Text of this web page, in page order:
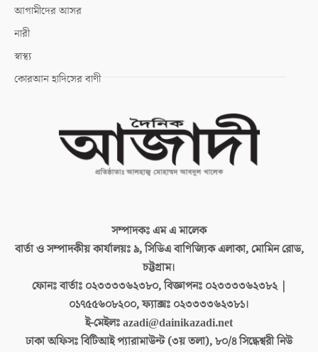
আগামীদের আসর
নারী
স্বাস্থ্য
কোরআন হাদিসের বাণী
সম্পাদকঃএম এ মালেক
বার্তা ও সম্পাদকীয় কার্যালয়ঃ৯, সিডিএ বাণিজ্যিক এলাকা, মোমিন রোড,
চট্টগ্রাম।
ফোনঃ বার্তাঃ ০২৩৩৩৩৬২৩৮০, বিজ্ঞাপনঃ ০২৩৩৩৩৬২৩৮২ |
০১৭৫৫৬০৮২০০, ফ্যাক্সঃ ০২৩৩৩৩৬২৩৮১।
ই-মেইলঃazadi@dainikazadi.net
ঢাকা অফিসঃবিটিআই প্যারামাউন্ট (৩য় তলা), ৮০/৪ সিদ্ধেশ্বরী নিউ